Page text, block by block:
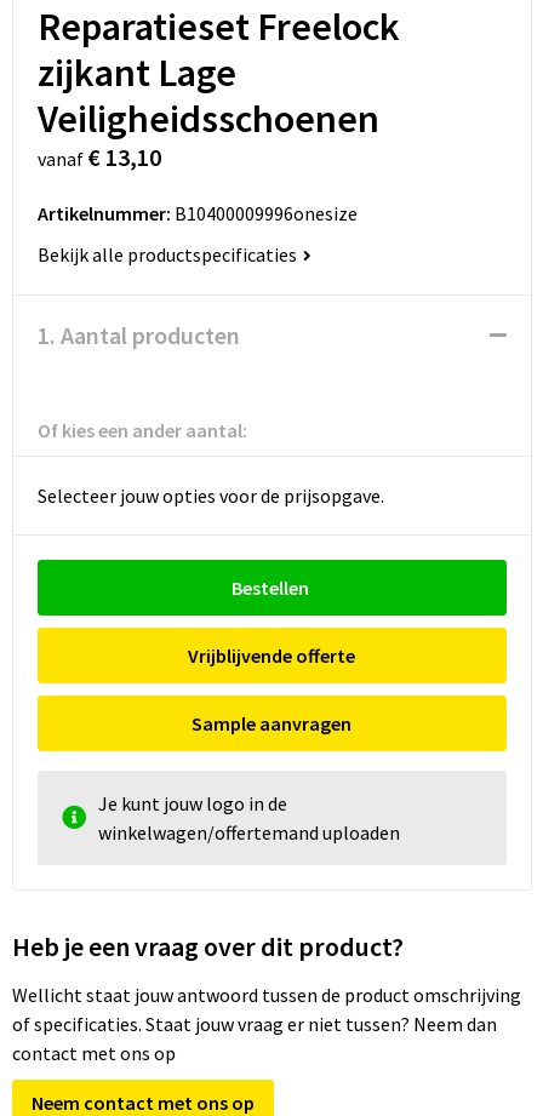
Reparatieset Freelock
zijkant Lage
Veiligheidsschoenen
vanaf € 13,10
Artikelnummer: B10400009996onesize
Bekijk alle productspecificaties
1. Aantal producten
Of kies een ander aantal:
Selecteer jouw opties voor de prijsopgave.
Bestellen
Vrijblijvende offerte
Sample aanvragen
Je kunt jouw logo in de
winkelwagen/offertemand uploaden
Heb je een vraag over dit product?
Wellicht staat jouw antwoord tussen de product omschrijving
of specificaties. Staat jouw vraag er niet tussen? Neem dan
contact met ons op
Neem contact met ons op